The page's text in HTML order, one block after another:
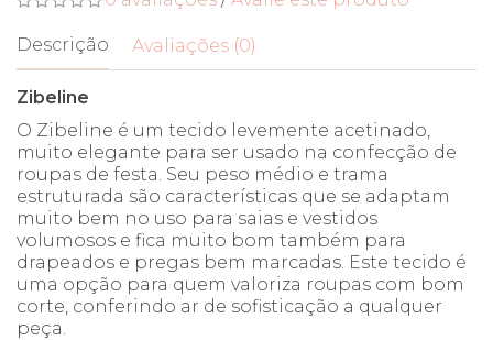
Descrição Avaliações (0)
Zibeline
O Zibeline é um tecido levemente acetinado,
muito elegante para ser usado na confecção de
roupas de festa. Seu peso médio e trama
estruturada são características que se adaptam
muito bem no uso para saias e vestidos
volumosos e fica muito bom também para
drapeados e pregas bem marcadas. Este tecido é
uma opção para quem valoriza roupas com bom
corte, conferindo ar de sofisticação a qualquer
peça.